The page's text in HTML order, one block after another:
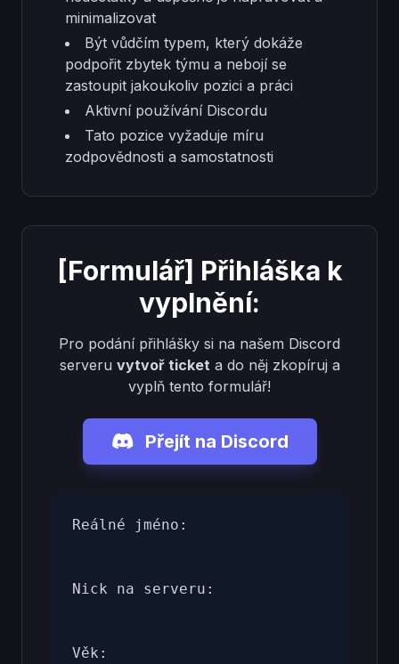
minimalizovat
Být vůdčím typem, který dokáže
podpořit zbytek týmu a nebojí se
zastoupit jakoukoliv pozici a práci
Aktivní používání Discordu
Tato pozice vyžaduje míru
zodpovědnosti a samostatnosti
[Formulář] Přihláška k
vyplnění:
Pro podání přihlášky si na našem Discord
serveru vytvoř ticketa do něj zkopíruj a
vyplň tento formulář!
Přejít na Discord
Reálné jméno:
Nick na serveru:
Věk: